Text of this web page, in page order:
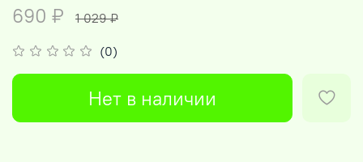
(0)
690 ₽ 1 029 ₽
Нет в наличии